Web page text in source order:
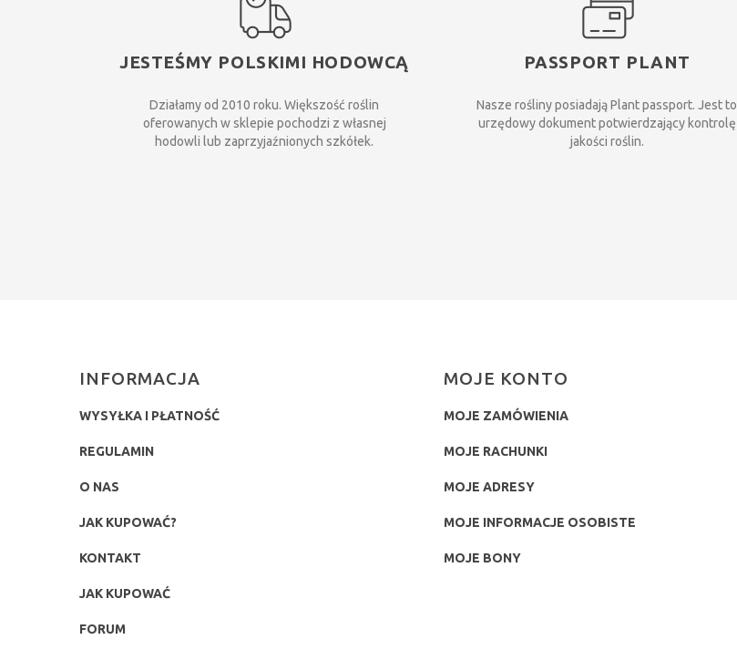
JESTEŚMY POLSKIMI HODOWCĄ
Działamy od 2010 roku. Większość roślin
oferowanych w sklepie pochodzi z własnej
hodowli lub zaprzyjaźnionych szkółek.
PASSPORT PLANT
Nasze rośliny posiadają Plant passport. Jest to
urzędowy dokument potwierdzający kontrolę
jakości roślin.
INFORMACJA
WYSYŁKA I PŁATNOŚĆ
REGULAMIN
O NAS
JAK KUPOWAĆ?
KONTAKT
JAK KUPOWAĆ
FORUM
MOJE KONTO
MOJE ZAMÓWIENIA
MOJE RACHUNKI
MOJE ADRESY
MOJE INFORMACJE OSOBISTE
MOJE BONY